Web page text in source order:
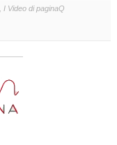
I Video di paginaQ